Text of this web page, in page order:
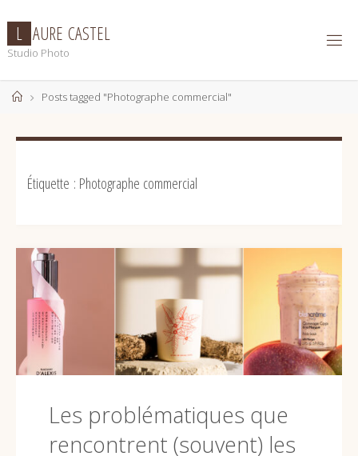
content
L AURE CASTEL
Studio Photo
HomePosts tagged "Photographe commercial"
Étiquette : Photographe commercial
Les problématiques que
rencontrent (souvent) les